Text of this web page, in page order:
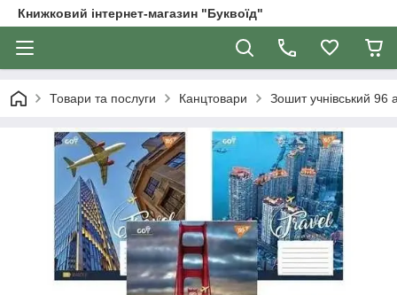
Книжковий інтернет-магазин "Буквоїд"
Товари та послуги Канцтовари Зошит учнівський 96